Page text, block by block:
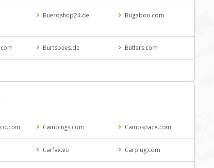
Bueroshop24.de Bugaboo.com
Burtsbees.de Butlers.com
Campings.com Campspace.com
Carfax.eu Carplug.com